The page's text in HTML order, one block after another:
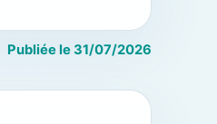
Publiée le 31/07/2026